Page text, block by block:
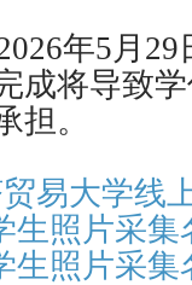
年5月29
成将导致
担。
易大学线
生照片采集
生照片采集